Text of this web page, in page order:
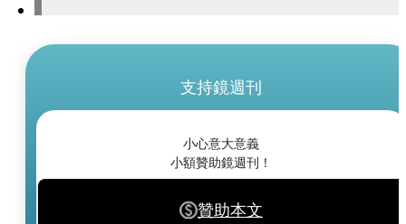
支持鏡週刊
小心意大意義
小額贊助鏡週刊！
贊助本文